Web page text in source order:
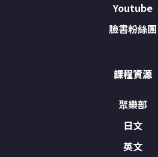
Youtube
臉書粉絲團
課程資源
聚樂部
日文
英文